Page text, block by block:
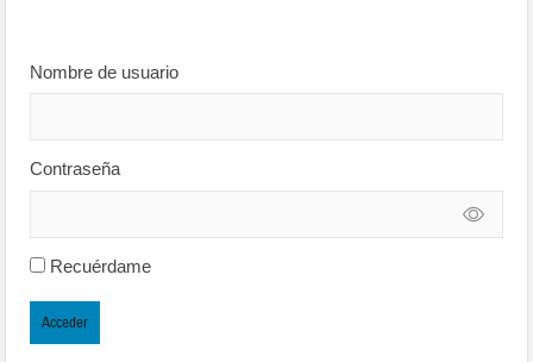
Nombre de usuario
Contraseña
Recuérdame
Acceder